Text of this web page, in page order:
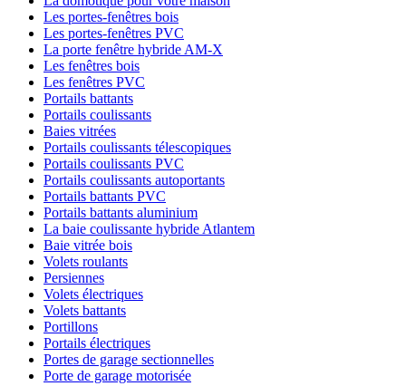
Les portes-fenêtres bois
Les portes-fenêtres PVC
La porte fenêtre hybride AM-X
Les fenêtres bois
Les fenêtres PVC
Portails battants
Portails coulissants
Baies vitrées
Portails coulissants télescopiques
Portails coulissants PVC
Portails coulissants autoportants
Portails battants PVC
Portails battants aluminium
La baie coulissante hybride Atlantem
Baie vitrée bois
Volets roulants
Persiennes
Volets électriques
Volets battants
Portillons
Portails électriques
Portes de garage sectionnelles
Porte de garage motorisée